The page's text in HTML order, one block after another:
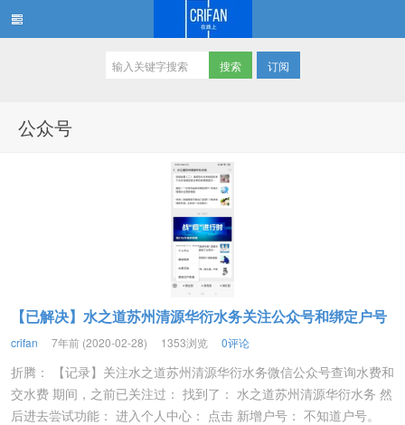
订阅
公众号
【已解决】水之道苏州清源华衍水务关注公众号和绑定户号
crifan 7年前 (2020-02-28) 1353浏览 0评论
折腾： 【记录】关注水之道苏州清源华衍水务微信公众号查询水费和
交水费 期间，之前已关注过： 找到了： 水之道苏州清源华衍水务 然
后进去尝试功能： 进入个人中心： 点击 新增户号： 不知道户号。